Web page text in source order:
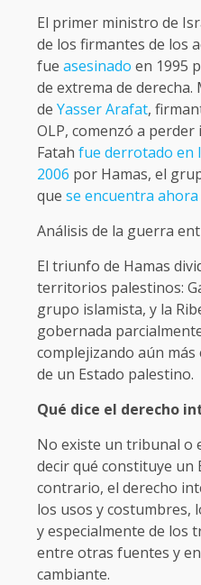
El primer ministro de
de los firmantes de los
fue asesinado en 1995
de extrema de
de Yasser Arafat,
OLP, comenzó a
Fatah fue derrotado en
2006 por Hamas, el
que se encuentra
Análisis de la guerra
El triunfo de Hamas
territorios palestinos:
grupo islamista, y la
gobernada
complejizando aún
de un Estado palestino.
Qué dice el derecho
No existe un tribunal o
decir qué constituye un
contrario, el derecho
los usos y costumbres,
y especialmente de los
entre otras fuentes y
cambiante.